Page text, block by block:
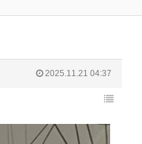
2025.11.21 04:37